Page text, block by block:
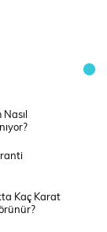
Kaç Karat